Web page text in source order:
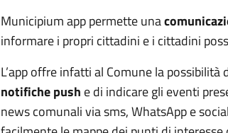
Municipium app permette una
informare i propri cittadini e i cittadini
L’app offre infatti al Comune la
notifiche push e di indicare gli eventi
news comunali via sms, WhatsApp e